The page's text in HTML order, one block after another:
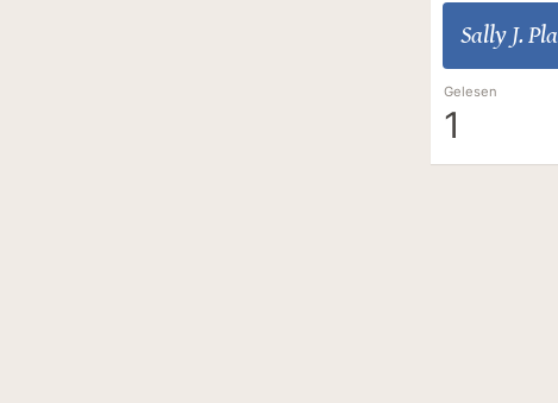
Sally J. Pla
Gelesen
1